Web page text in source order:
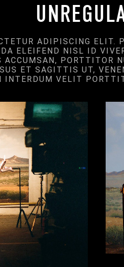
ADIPISCING ELIT.
ELEIFEND NISL ID
PORTTITOR
ET SAGITTIS UT,
VELIT